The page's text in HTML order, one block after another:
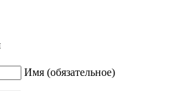
Имя (обязательное)